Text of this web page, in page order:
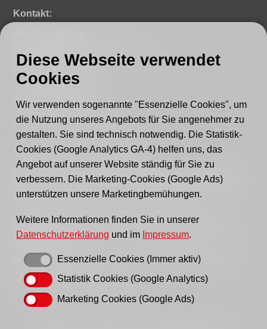
Kontakt:
Lindenstraße 46
15517 Fürstenwalde
Fax: 03361 - 592221
E-mail:post@awo-fuewa.de
Sprechzeiten Geschäftsstelle:
Sie erreichen uns persönlich telefonisch donnerstags
von 9–12 Uhr bzw. dienstags und donnerstags von 14–
16 Uhr.
Außerhalb der Sprechzeiten erreichen Sie uns
Kontaktformular.
Gern können Sie uns auch einen Brief schreiben oder
ein Fax senden.
Vielen Dank für Ihr Verständnis!
Diese Webseite verwendet
Cookies
Wir verwenden sogenannte "Essenzielle Cookies", um
die Nutzung unseres Angebots für Sie angenehmer zu
gestalten. Sie sind technisch notwendig. Die Statistik-
Cookies (Google Analytics GA-4) helfen uns, das
Angebot auf unserer Website ständig für Sie zu
verbessern. Die Marketing-Cookies (Google Ads)
unterstützen unsere Marketingbemühungen.
Weitere Informationen finden Sie in unserer
Datenschutzerklärung und im Impressum.
Essenzielle Cookies (Immer aktiv)
Statistik Cookies (Google Analytics)
Marketing Cookies (Google Ads)